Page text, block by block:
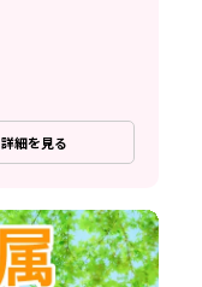
詳細を見る